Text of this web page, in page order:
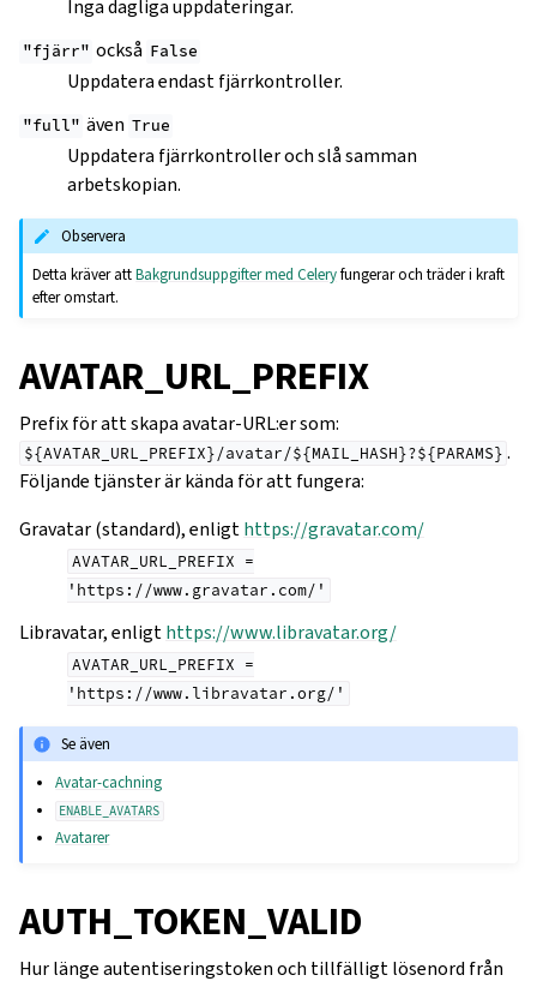
Inga dagliga uppdateringar.
"fjärr" också False
Uppdatera endast fjärrkontroller.
"full" även True
Uppdatera fjärrkontroller och slå samman
arbetskopian.
Observera
Detta kräver attBakgrundsuppgifter med Celeryfungerar och träder i kraft
efter omstart.
AVATAR_URL_PREFIX
Prefix för att skapa avatar-URL:er som:
${AVATAR_URL_PREFIX}/avatar/${MAIL_HASH}?${PARAMS} .
Följande tjänster är kända för att fungera:
Gravatar (standard), enligthttps://gravatar.com/
AVATAR_URL_PREFIX =
'https://www.gravatar.com/'
Libravatar, enligthttps://www.libravatar.org/
AVATAR_URL_PREFIX =
'https://www.libravatar.org/'
Se även
Avatar-cachning
ENABLE_AVATARS
Avatarer
AUTH_TOKEN_VALID
Hur länge autentiseringstoken och tillfälligt lösenord från